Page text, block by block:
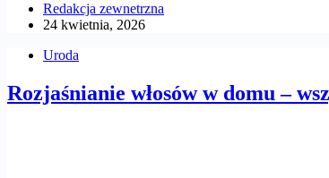
Redakcja zewnetrzna
24 kwietnia, 2026
Uroda
Rozjaśnianie włosów w domu –